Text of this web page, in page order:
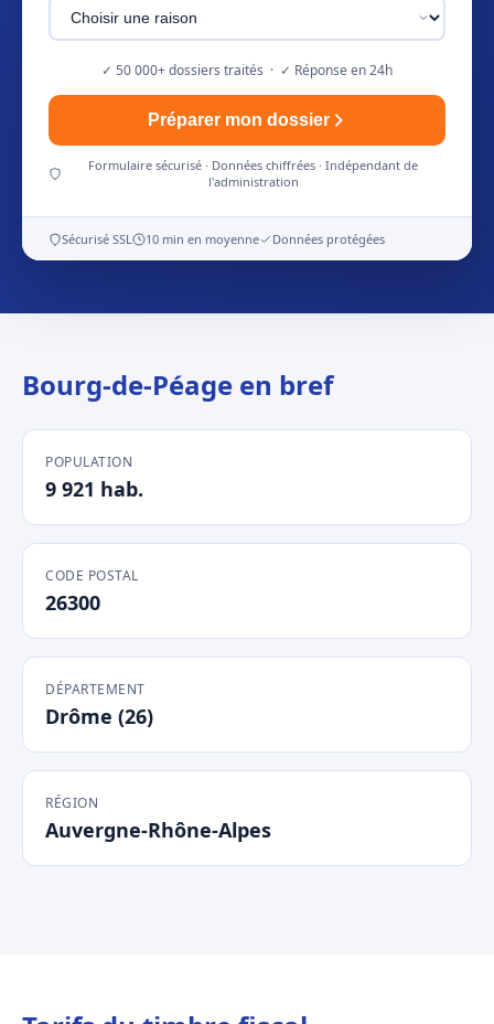
✓ 50 000+ dossiers traités · ✓ Réponse en 24h
Préparer mon dossier
Formulaire sécurisé · Données chiffrées · Indépendant de
l'administration
Sécurisé SSL 10 min en moyenne Données protégées
Bourg-de-Péage en bref
POPULATION
9 921 hab.
CODE POSTAL
26300
DÉPARTEMENT
Drôme (26)
RÉGION
Auvergne-Rhône-Alpes